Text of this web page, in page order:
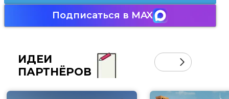
Подписаться в MAX
ИДЕИ
ПАРТНЁРОВ